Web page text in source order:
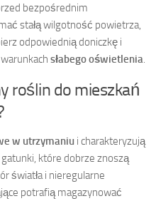
bezpośrednim
stałą wilgotność powietrza,
odpowiednią doniczkę i
słabego oświetlenia.
roślin do mieszkań
w utrzymaniu i charakteryzują
gatunki, które dobrze znoszą
światła i nieregularne
potrafią magazynować